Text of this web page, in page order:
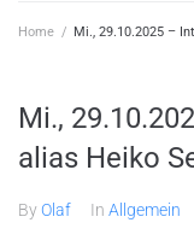
Home / Mi., 29.10.2025 –
Mi.,
alias Heiko
ByOlaf In Allgemein